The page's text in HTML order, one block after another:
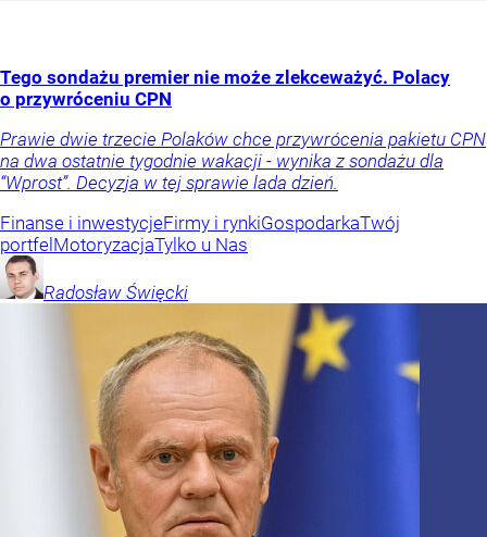
Tego sondażu premier nie może zlekceważyć. Polacy
o przywróceniu CPN
Prawie dwie trzecie Polaków chce przywrócenia pakietu CPN
na dwa ostatnie tygodnie wakacji - wynika z sondażu dla
“Wprost”. Decyzja w tej sprawie lada dzień.
Finanse i inwestycjeFirmy i rynkiGospodarkaTwój
portfelMotoryzacjaTylko u Nas
Radosław Święcki